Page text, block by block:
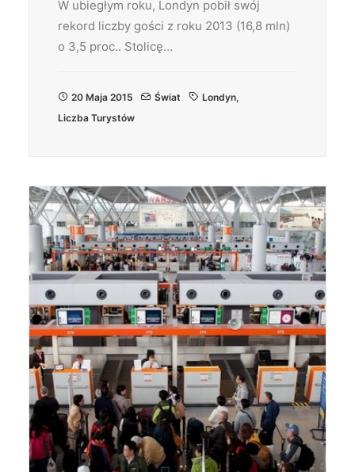
W ubiegłym roku, Londyn pobił swój
rekord liczby gości z roku 2013 (16,8 mln)
o 3,5 proc.. Stolicę…
20 Maja 2015 Świat Londyn,
Liczba Turystów